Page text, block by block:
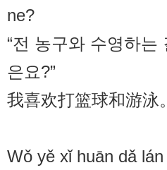
ne?
“전 농구와 수영하는
은요?”
我喜欢打篮球和游泳
Wǒ yě xǐ huān dǎ